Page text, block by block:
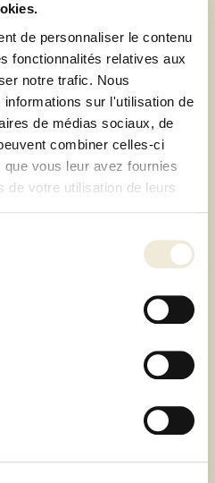
de personnaliser le contenu
fonctionnalités relatives aux
notre trafic. Nous
informations sur l'utilisation de
de médias sociaux, de
combiner celles-ci
vous leur avez fournies
de votre utilisation de leurs
aussi